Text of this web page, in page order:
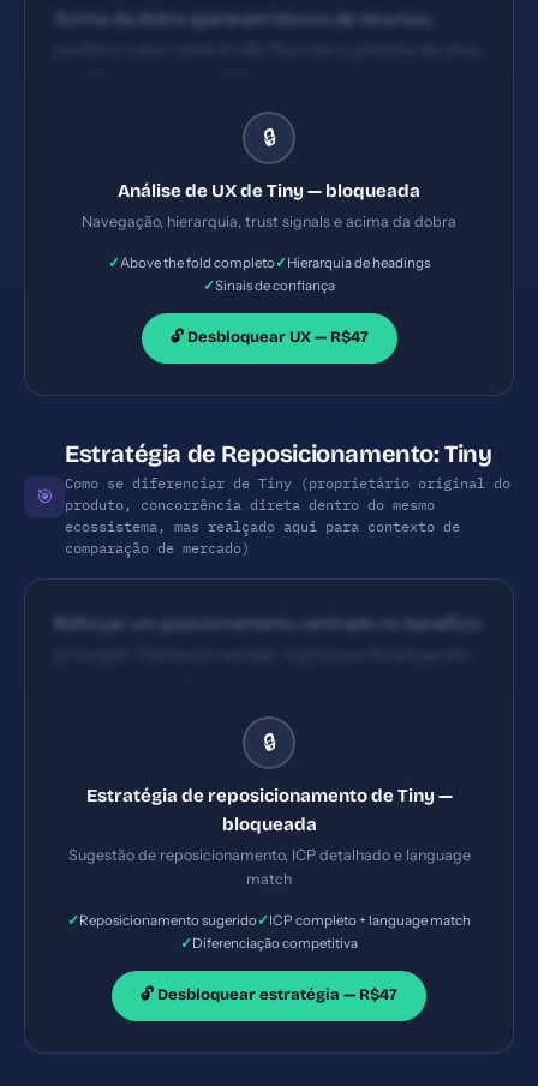
Acima da dobra aparecem blocos de recursos,
básica visível com seções e chamadas para ações,
porém a dobra não concentra o principal
melhoria na leitura hierárquica (H1/H2).
🔒
Análise de UX de Tiny — bloqueada
Navegação, hierarquia, trust signals e acima da dobra
✓Above the fold completo✓Hierarquia de headings
✓Sinais de confiança
🔓 Desbloquear UX — R$47
🎯
Estratégia de Reposicionamento: Tiny
Como se diferenciar de Tiny (proprietário original do
produto, concorrência direta dentro do mesmo
ecossistema, mas realçado aqui para contexto de
comparação de mercado)
Reforçar um posicionamento centrado no benefício
30-40% do tempo de operação' e destacar
rapidamente o ganho mensurável na dobra.
🔒
Estratégia de reposicionamento de Tiny —
bloqueada
Sugestão de reposicionamento, ICP detalhado e language
match
✓Reposicionamento sugerido✓ICP completo + language match
✓Diferenciação competitiva
🔓 Desbloquear estratégia — R$47